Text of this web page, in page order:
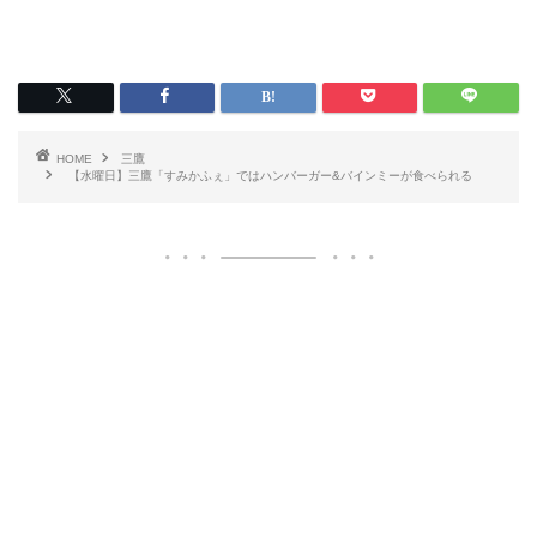
HOME
三鷹
【水曜日】三鷹「すみかふぇ」ではハンバーガー&バインミーが食べられる